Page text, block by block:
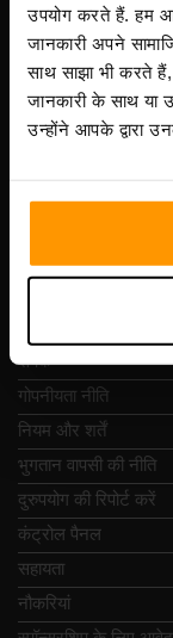
उपयोग करते हैं. हम
जानकारी अपने
साथ साझा भी करते
जानकारी के साथ
उन्होंने आपके द्वारा
Scalable Hosting
पंजीकरण कोड:
VAT संख्या:
पता: Harju
Vesivärava tn 50-
त्वरित नेविगेशन
संपर्क
गोपनीयता नीति
नियम और शर्तें
भुगतान वापसी की नीति
दुरुपयोग की रिपोर्ट करें
कंट्रोल पैनल
सहायता
नौकरियां